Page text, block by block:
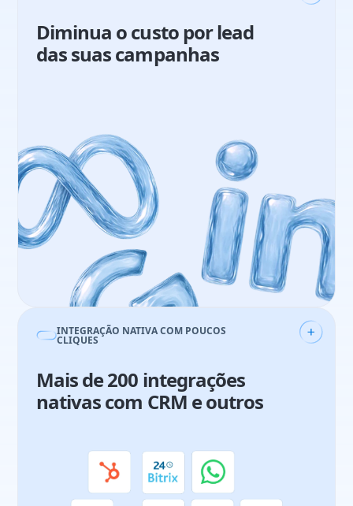
Diminua o custo por lead
das suas campanhas
Guilherme Biliato
Analista de Marketing
21%aumento em vendas49reuniões qualificadas em 3 meses
INTEGRAÇÃO NATIVA COM POUCOS
CLIQUES
Mais de 200 integrações
nativas com CRM e outros